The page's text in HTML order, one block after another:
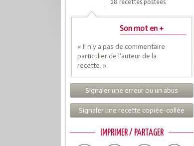
28 recettes postées
Son mot en +
« Il n'y a pas de commentaire
particulier de l'auteur de la
recette. »
Signaler une erreur ou un abus
Signaler une recette copiée-collée
IMPRIMER / PARTAGER